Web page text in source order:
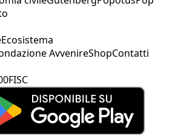
Ecosistema
AvvenireShopContatti
FISC